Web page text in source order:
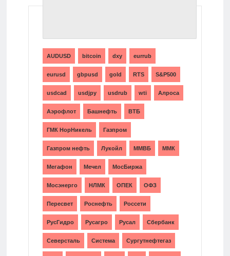
AUDUSD bitcoin dxy eurrub
eurusd gbpusd gold RTS S&P500
usdcad usdjpy usdrub wti Алроса
Аэрофлот Башнефть ВТБ
ГМК НорНикель Газпром
Газпром нефть Лукойл ММВБ ММК
Мегафон Мечел МосБиржа
Мосэнерго НЛМК ОПЕК ОФЗ
Пересвет Роснефть Россети
РусГидро Русагро Русал Сбербанк
Северсталь Система Сургутнефтегаз